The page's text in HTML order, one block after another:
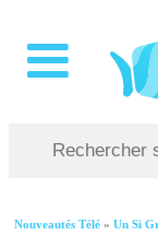
Nouveautés Télé »Un Si